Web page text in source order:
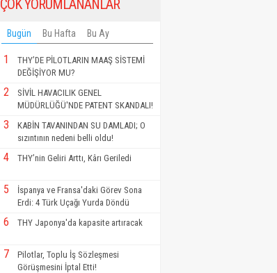
ÇOK YORUMLANANLAR
Bugün Bu Hafta Bu Ay
1
THY’DE PİLOTLARIN MAAŞ SİSTEMİ
DEĞİŞİYOR MU?
2
SİVİL HAVACILIK GENEL
MÜDÜRLÜĞÜ'NDE PATENT SKANDALI!
3
KABİN TAVANINDAN SU DAMLADI; O
sızıntının nedeni belli oldu!
4 THY’nin Geliri Arttı, Kârı Geriledi
5
İspanya ve Fransa'daki Görev Sona
Erdi: 4 Türk Uçağı Yurda Döndü
6 THY Japonya'da kapasite artıracak
7
Pilotlar, Toplu İş Sözleşmesi
Görüşmesini İptal Etti!